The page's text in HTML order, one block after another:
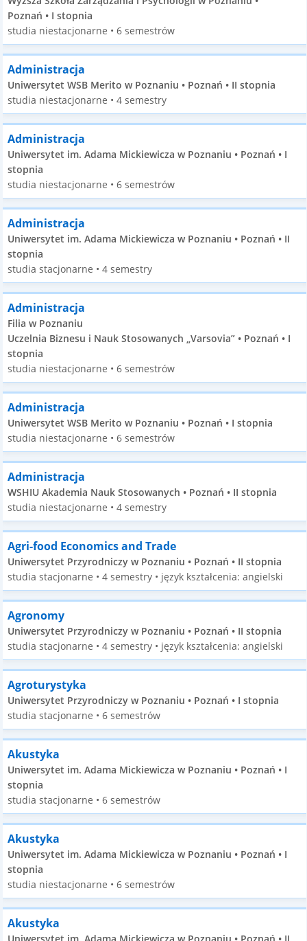
Poznań • I stopnia
studia niestacjonarne • 6 semestrów
Administracja
Uniwersytet WSB Merito w Poznaniu • Poznań • II stopnia
studia niestacjonarne • 4 semestry
Administracja
Uniwersytet im. Adama Mickiewicza w Poznaniu • Poznań • I
stopnia
studia niestacjonarne • 6 semestrów
Administracja
Uniwersytet im. Adama Mickiewicza w Poznaniu • Poznań • II
stopnia
studia stacjonarne • 4 semestry
Administracja
Filia w Poznaniu
Uczelnia Biznesu i Nauk Stosowanych „Varsovia” • Poznań • I
stopnia
studia niestacjonarne • 6 semestrów
Administracja
Uniwersytet WSB Merito w Poznaniu • Poznań • I stopnia
studia niestacjonarne • 6 semestrów
Administracja
WSHIU Akademia Nauk Stosowanych • Poznań • II stopnia
studia niestacjonarne • 4 semestry
Agri-food Economics and Trade
Uniwersytet Przyrodniczy w Poznaniu • Poznań • II stopnia
studia stacjonarne • 4 semestry • język kształcenia: angielski
Agronomy
Uniwersytet Przyrodniczy w Poznaniu • Poznań • II stopnia
studia stacjonarne • 4 semestry • język kształcenia: angielski
Agroturystyka
Uniwersytet Przyrodniczy w Poznaniu • Poznań • I stopnia
studia stacjonarne • 6 semestrów
Akustyka
Uniwersytet im. Adama Mickiewicza w Poznaniu • Poznań • I
stopnia
studia stacjonarne • 6 semestrów
Akustyka
Uniwersytet im. Adama Mickiewicza w Poznaniu • Poznań • I
stopnia
studia niestacjonarne • 6 semestrów
Akustyka